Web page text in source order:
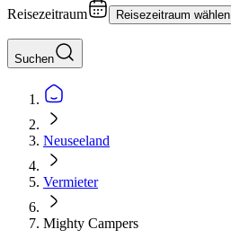
Reisezeitraum Reisezeitraum wählen
Suchen
Neuseeland
Vermieter
Mighty Campers